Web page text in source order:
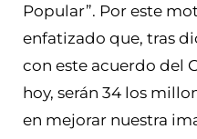
Popular”. Por este
enfatizado que, tras
con este acuerdo del
hoy, serán 34 los
en mejorar nuestra